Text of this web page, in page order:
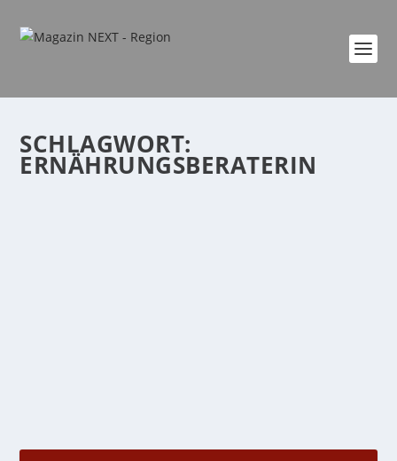
SCHLAGWORT:
ERNÄHRUNGSBERATERIN